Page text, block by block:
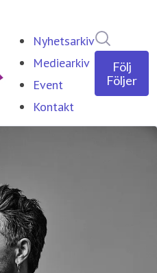
Nyhetsarkiv
Mediearkiv
Event
Kontakt
Följ
Följer